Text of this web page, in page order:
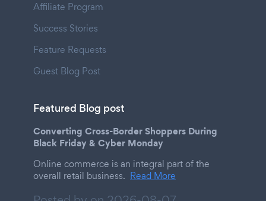
Affiliate Program
Success Stories
Feature Requests
Guest Blog Post
Featured Blog post
Converting Cross-Border Shoppers During
Black Friday & Cyber Monday
Online commerce is an integral part of the
overall retail business. Read More